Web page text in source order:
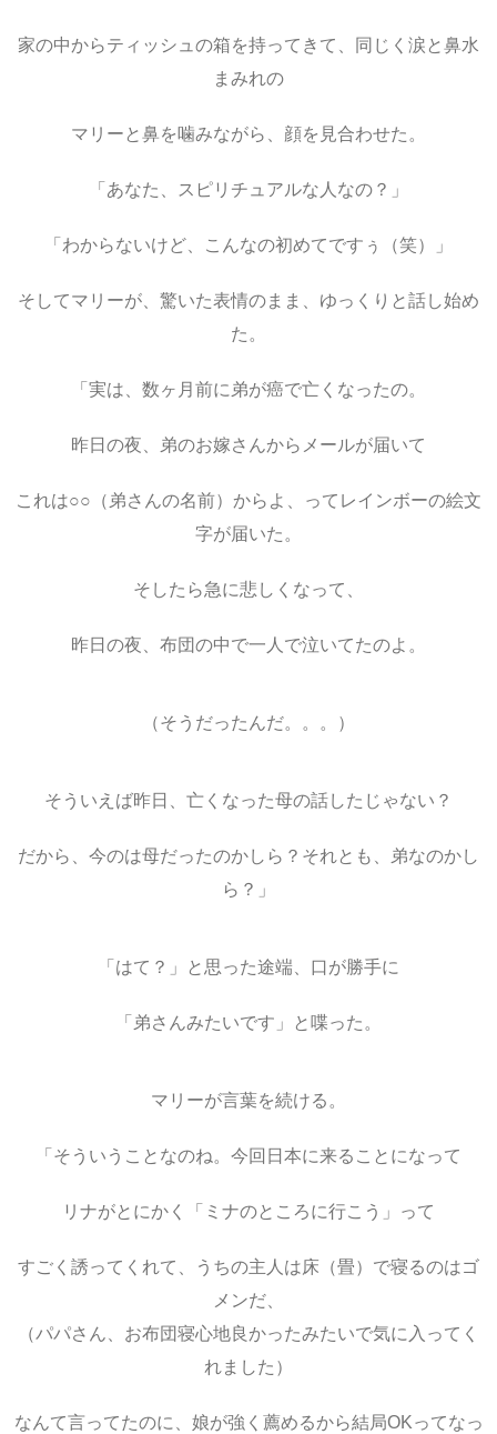
家の中からティッシュの箱を持ってきて、同じく涙と鼻水
まみれの
マリーと鼻を噛みながら、顔を見合わせた。
「あなた、スピリチュアルな人なの？」
「わからないけど、こんなの初めてですぅ（笑）」
そしてマリーが、驚いた表情のまま、ゆっくりと話し始め
た。
「実は、数ヶ月前に弟が癌で亡くなったの。
昨日の夜、弟のお嫁さんからメールが届いて
これは○○（弟さんの名前）からよ、ってレインボーの絵文
字が届いた。
そしたら急に悲しくなって、
昨日の夜、布団の中で一人で泣いてたのよ。
（そうだったんだ。。。）
そういえば昨日、亡くなった母の話したじゃない？
だから、今のは母だったのかしら？それとも、弟なのかし
ら？」
「はて？」と思った途端、口が勝手に
「弟さんみたいです」と喋った。
マリーが言葉を続ける。
「そういうことなのね。今回日本に来ることになって
リナがとにかく「ミナのところに行こう」って
すごく誘ってくれて、うちの主人は床（畳）で寝るのはゴ
メンだ、
（パパさん、お布団寝心地良かったみたいで気に入ってく
れました）
なんて言ってたのに、娘が強く薦めるから結局OKってなっ